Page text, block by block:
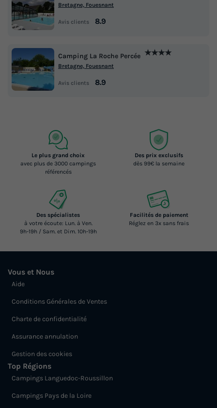
Bretagne, Fouesnant
Avis clients 8.9
Camping La Roche Percée ★★★★
Bretagne, Fouesnant
Avis clients 8.9
Le plus grand choix
avec plus de 3000 campings
référencés
Des prix exclusifs
dès 99€ la semaine
Des spécialistes
à votre écoute: Lun. à Ven.
9h-19h / Sam. et Dim. 10h-19h
Facilités de paiement
Réglez en 3x sans frais
Vous et Nous
Aide
Conditions Générales de Ventes
Charte de confidentialité
Assurance annulation
Gestion des cookies
Top Régions
Campings Languedoc-Roussillon
Campings Pays de la Loire